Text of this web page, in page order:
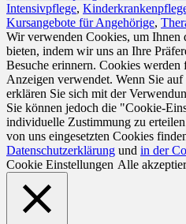
Intensivpflege,
Kursangebote für Angehörige,
Wir verwenden Cookies, um Ihnen
bieten, indem wir uns an Ihre
Besuche erinnern. Cookies werden
Anzeigen verwendet. Wenn Sie
erklären Sie sich mit der
Sie können jedoch die "Cookie-
individuelle Zustimmung zu
von uns eingesetzten Cookies
Datenschutzerklärung und in der
Cookie Einstellungen Alle